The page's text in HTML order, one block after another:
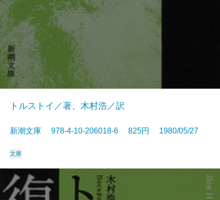
トルストイ／著、木村浩／訳
新潮文庫 978-4-10-206018-6 825円 1980/05/27
文庫